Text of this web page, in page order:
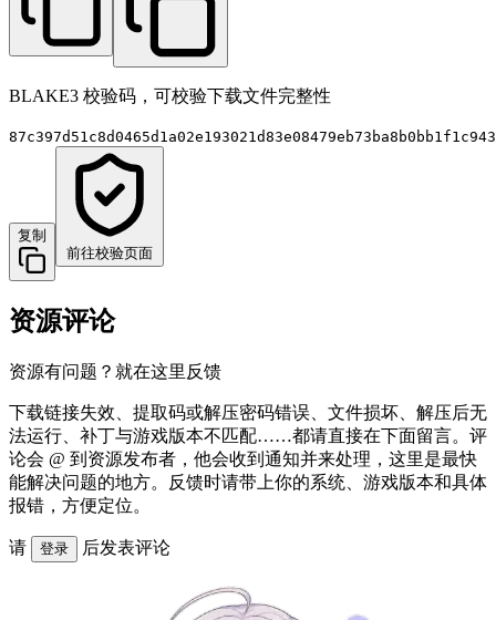
BLAKE3 校验码，可校验下载文件完整性
复制
前往校验页面
资源评论
资源有问题？就在这里反馈
下载链接失效、提取码或解压密码错误、文件损坏、解压后无
法运行、补丁与游戏版本不匹配……都请直接在下面留言。评
论会 @ 到资源发布者，他会收到通知并来处理，这里是最快
能解决问题的地方。反馈时请带上你的系统、游戏版本和具体
报错，方便定位。
请 登录 后发表评论